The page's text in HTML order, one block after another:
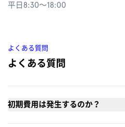
平日8:30〜18:00
よくある質問
よくある質問
初期費用は発生するのか？